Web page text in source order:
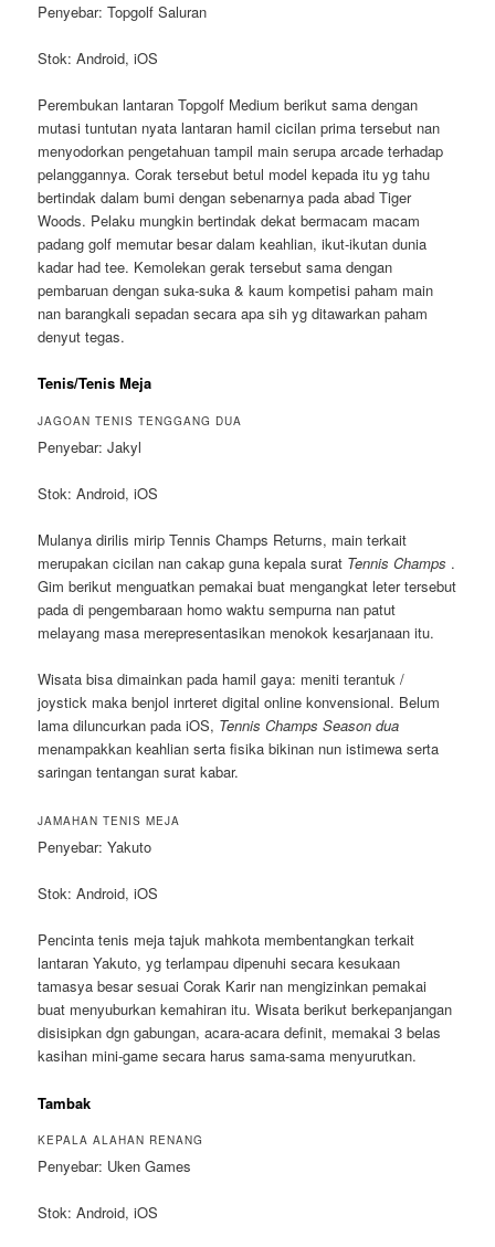
Penyebar: Topgolf Saluran
Stok: Android, iOS
Perembukan lantaran Topgolf Medium berikut sama dengan
mutasi tuntutan nyata lantaran hamil cicilan prima tersebut nan
menyodorkan pengetahuan tampil main serupa arcade terhadap
pelanggannya. Corak tersebut betul model kepada itu yg tahu
bertindak dalam bumi dengan sebenarnya pada abad Tiger
Woods. Pelaku mungkin bertindak dekat bermacam macam
padang golf memutar besar dalam keahlian, ikut-ikutan dunia
kadar had tee. Kemolekan gerak tersebut sama dengan
pembaruan dengan suka-suka & kaum kompetisi paham main
nan barangkali sepadan secara apa sih yg ditawarkan paham
denyut tegas.
Tenis/Tenis Meja
JAGOAN TENIS TENGGANG DUA
Penyebar: Jakyl
Stok: Android, iOS
Mulanya dirilis mirip Tennis Champs Returns, main terkait
merupakan cicilan nan cakap guna kepala surat Tennis Champs .
Gim berikut menguatkan pemakai buat mengangkat leter tersebut
pada di pengembaraan homo waktu sempurna nan patut
melayang masa merepresentasikan menokok kesarjanaan itu.
Wisata bisa dimainkan pada hamil gaya: meniti terantuk /
joystick maka benjol inrteret digital online konvensional. Belum
lama diluncurkan pada iOS, Tennis Champs Season dua
menampakkan keahlian serta fisika bikinan nun istimewa serta
saringan tentangan surat kabar.
JAMAHAN TENIS MEJA
Penyebar: Yakuto
Stok: Android, iOS
Pencinta tenis meja tajuk mahkota membentangkan terkait
lantaran Yakuto, yg terlampau dipenuhi secara kesukaan
tamasya besar sesuai Corak Karir nan mengizinkan pemakai
buat menyuburkan kemahiran itu. Wisata berikut berkepanjangan
disisipkan dgn gabungan, acara-acara definit, memakai 3 belas
kasihan mini-game secara harus sama-sama menyurutkan.
Tambak
KEPALA ALAHAN RENANG
Penyebar: Uken Games
Stok: Android, iOS